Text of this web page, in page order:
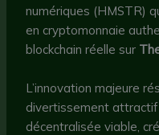
numériques (HMSTR)
en cryptomonnaie
blockchain réelle sur
L’innovation majeure
divertissement attractif
décentralisée viable,